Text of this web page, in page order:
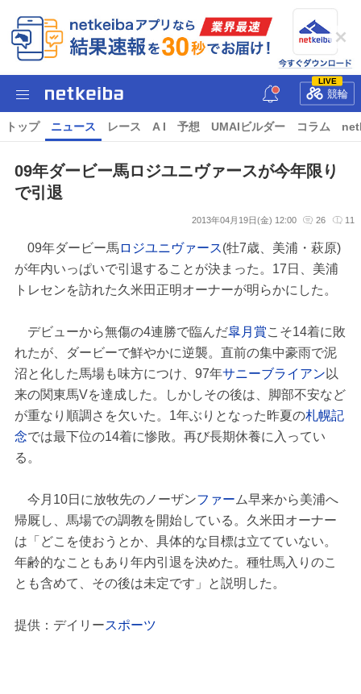
LIVE
競輪
トップ ニュース レース A I 予想 UMAIビルダー コラム
09年ダービー馬ロジユニヴァースが今年限り
で引退
2013年04月19日(金) 12:00 26 11
09年ダービー馬ロジユニヴァース (牡7歳、美浦・萩原)
が年内いっぱいで引退することが決まった。17日、美浦
トレセンを訪れた久米田正明オーナーが明らかにした。
デビューから無傷の4連勝で臨んだ皐月賞 こそ14着に敗
れたが、ダービーで鮮やかに逆襲。直前の集中豪雨で泥
沼と化した馬場も味方につけ、97年サニーブライアン以
来の関東馬Vを達成した。しかしその後は、脚部不安など
が重なり順調さを欠いた。1年ぶりとなった昨夏の札幌記
念では最下位の14着に惨敗。再び長期休養に入ってい
る。
今月10日に放牧先のノーザンファー ム早来から美浦へ
帰厩し、馬場での調教を開始している。久米田オーナー
は「どこを使おうとか、具体的な目標は立てていない。
年齢的なこともあり年内引退を決めた。種牡馬入りのこ
とも含めて、その後は未定です」と説明した。
提供：デイリースポーツ